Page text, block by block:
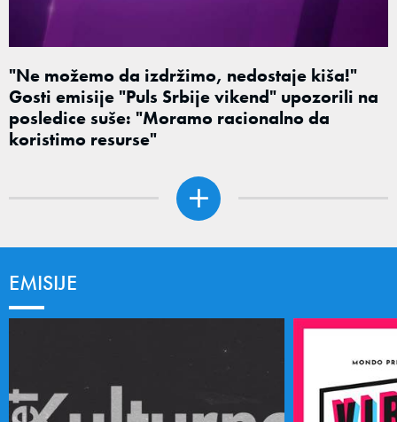
"Ne možemo da izdržimo, nedostaje kiša!"
Gosti emisije "Puls Srbije vikend" upozorili na
posledice suše: "Moramo racionalno da
koristimo resurse"
EMISIJE